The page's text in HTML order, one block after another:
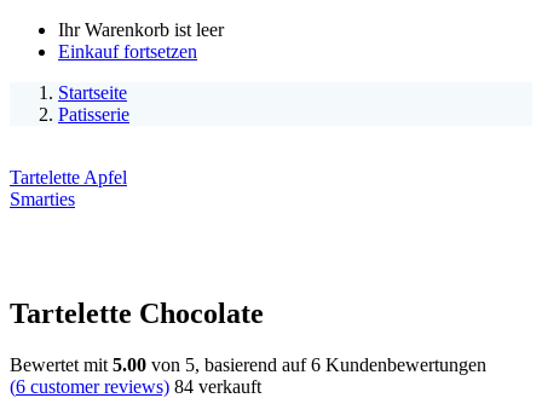
Ihr Warenkorb ist leer
Einkauf fortsetzen
Startseite
Patisserie
Tartelette Apfel
Smarties
Tartelette Chocolate
Bewertet mit 5.00 von 5, basierend auf6 Kundenbewertungen
(6 customer reviews) 84 verkauft